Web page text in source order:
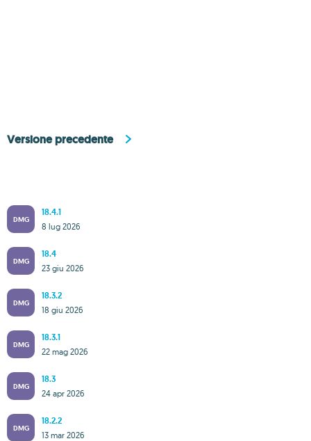
Versione precedente
DMG
18.4.1
8 lug 2026
DMG
18.4
23 giu 2026
DMG
18.3.2
18 giu 2026
DMG
18.3.1
22 mag 2026
DMG
18.3
24 apr 2026
DMG
18.2.2
13 mar 2026